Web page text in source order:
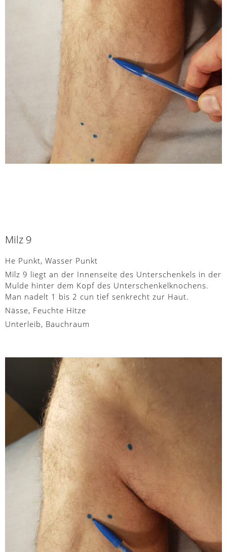
Milz 9
He Punkt, Wasser Punkt
Milz 9 liegt an der Innenseite des Unterschenkels in der
Mulde hinter dem Kopf des Unterschenkelknochens.
Man nadelt 1 bis 2 cun tief senkrecht zur Haut.
Nässe, Feuchte Hitze
Unterleib, Bauchraum